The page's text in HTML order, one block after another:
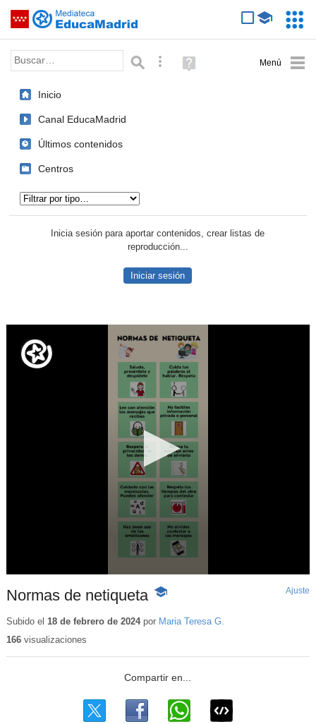
Saltar navegación
Palabra o frase: Búsqueda avanzada
Ayuda
(en
Inicio
Canal EducaMadrid
Últimos contenidos
Centros
Inicia sesión para aportar contenidos, crear listas de
reproducción...
Iniciar sesión
Normas de netiqueta -
educativo
Ajuste
Subido el 18 de febrero de 2024por Maria Teresa G.
166visualizaciones